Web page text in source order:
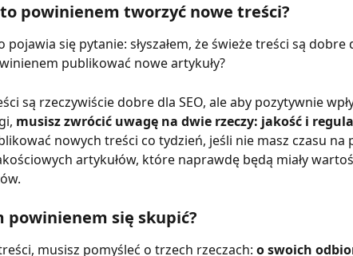
powinienem tworzyć nowe treści?
pojawia się pytanie: słyszałem, że świeże treści są dobre
publikować nowe artykuły?
są rzeczywiście dobre dla SEO, ale aby pozytywnie
musisz zwrócić uwagę na dwie rzeczy: jakość i
nowych treści co tydzień, jeśli nie masz czasu na
artykułów, które naprawdę będą miały
powinienem się skupić?
musisz pomyśleć o trzech rzeczach: o swoich